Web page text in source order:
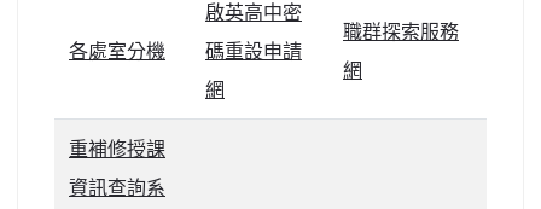
各處室分機
啟英高中密
碼重設申請
網
職群探索服務
網
重補修授課
資訊查詢系